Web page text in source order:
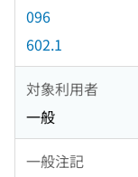
096
602.1
対象利用者
一般
一般注記